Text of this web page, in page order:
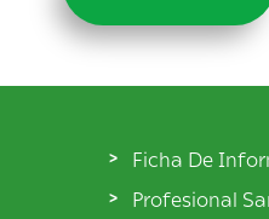
Ficha De
Profesional